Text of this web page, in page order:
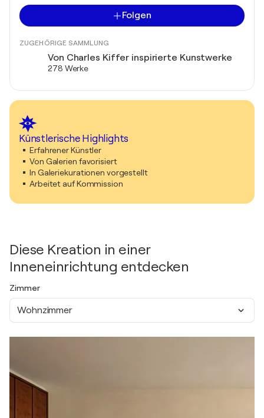
Folgen
ZUGEHÖRIGE SAMMLUNG
Von Charles Kiffer inspirierte Kunstwerke
278 Werke
Künstlerische Highlights
Erfahrener Künstler
Von Galerien favorisiert
In Galeriekurationen vorgestellt
Arbeitet auf Kommission
Diese Kreation in einer
Inneneinrichtung entdecken
Zimmer
Wohnzimmer